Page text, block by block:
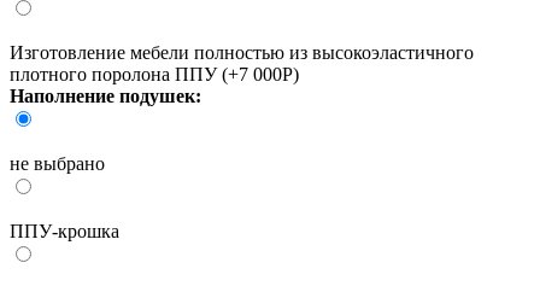
Изготовление мебели полностью из высокоэластичного
плотного поролона ППУ (+7 000Р)
Наполнение подушек:
не выбрано
ППУ-крошка